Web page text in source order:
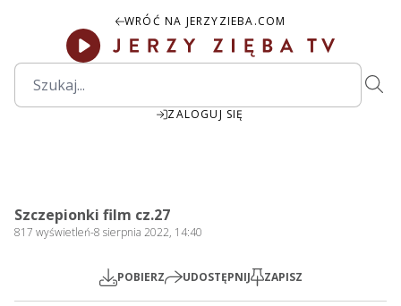
WRÓĆ NA JERZYZIEBA.COM
ZALOGUJ SIĘ
Szczepionki film cz.27
817 wyświetleń-8 sierpnia 2022, 14:40
POBIERZ UDOSTĘPNIJ ZAPISZ